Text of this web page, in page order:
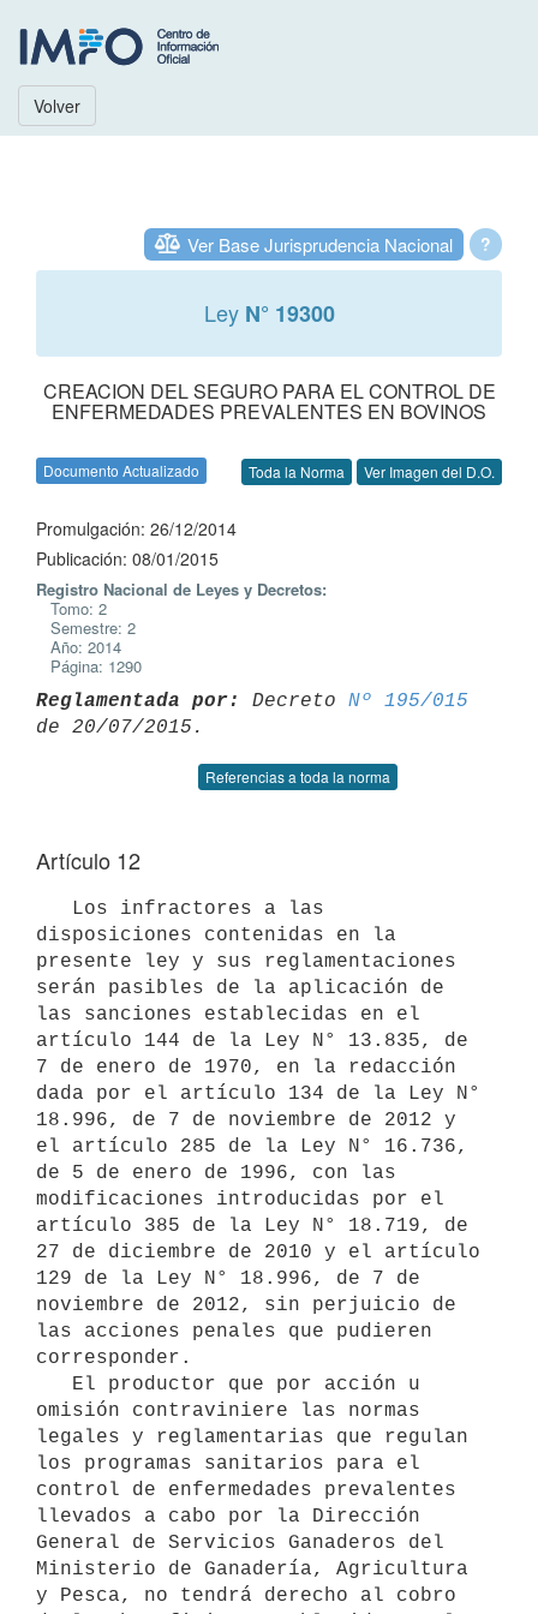
Volver
?
Ver Base Jurisprudencia Nacional
Ley N° 19300
CREACION DEL SEGURO PARA EL CONTROL DE
ENFERMEDADES PREVALENTES EN BOVINOS
Documento Actualizado Toda la Norma Ver Imagen del D.O.
Promulgación: 26/12/2014
Publicación: 08/01/2015
Registro Nacional de Leyes y Decretos:
Tomo: 2
Semestre: 2
Año: 2014
Página: 1290
Reglamentada por: Decreto Nº 195/015
Referencias a toda la norma
Artículo 12
disposiciones contenidas en la
presente ley y sus reglamentaciones
serán pasibles de la aplicación de
las sanciones establecidas en el
artículo 144 de la Ley N° 13.835, de
7 de enero de 1970, en la redacción
dada por el artículo 134 de la Ley N°
18.996, de 7 de noviembre de 2012 y
el artículo 285 de la Ley N° 16.736,
de 5 de enero de 1996, con las
modificaciones introducidas por el
artículo 385 de la Ley N° 18.719, de
27 de diciembre de 2010 y el artículo
129 de la Ley N° 18.996, de 7 de
noviembre de 2012, sin perjuicio de
las acciones penales que pudieren
corresponder.
omisión contraviniere las normas
legales y reglamentarias que regulan
los programas sanitarios para el
control de enfermedades prevalentes
llevados a cabo por la Dirección
General de Servicios Ganaderos del
Ministerio de Ganadería, Agricultura
y Pesca, no tendrá derecho al cobro